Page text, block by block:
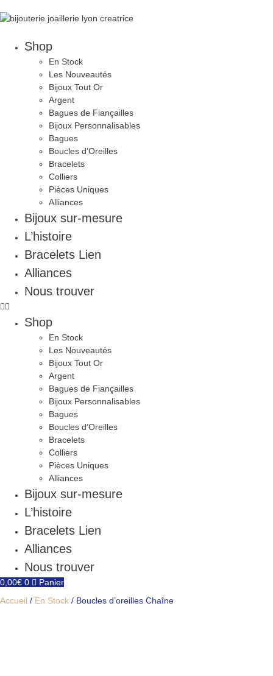
au
Shop
En Stock
Les Nouveautés
Bijoux Tout Or
Argent
Bagues de Fiançailles
Bijoux Personnalisables
Bagues
Boucles d’Oreilles
Bracelets
Colliers
Pièces Uniques
Alliances
Bijoux sur-mesure
L’histoire
Bracelets Lien
Alliances
Nous trouver
Shop
En Stock
Les Nouveautés
Bijoux Tout Or
Argent
Bagues de Fiançailles
Bijoux Personnalisables
Bagues
Boucles d’Oreilles
Bracelets
Colliers
Pièces Uniques
Alliances
Bijoux sur-mesure
L’histoire
Bracelets Lien
Alliances
Nous trouver
0,00€ 0
Panier
Accueil / En Stock / Boucles d’oreilles Chaîne